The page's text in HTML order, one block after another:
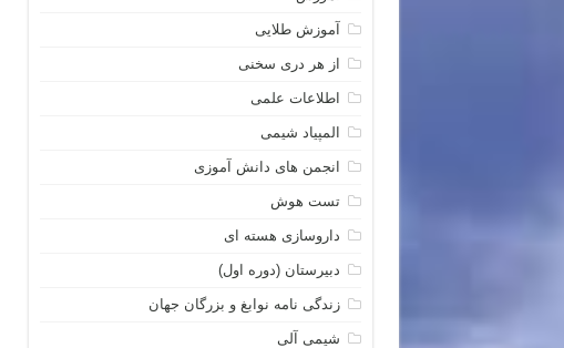
آموزش طلایی
از هر دری سخنی
اطلاعات علمی
المپیاد شیمی
انجمن های دانش آموزی
تست هوش
داروسازی هسته ای
دبیرستان (دوره اول)
زندگی نامه نوابغ و بزرگان جهان
شیمی آلی